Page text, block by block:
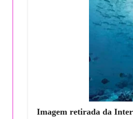
Imagem retirada da